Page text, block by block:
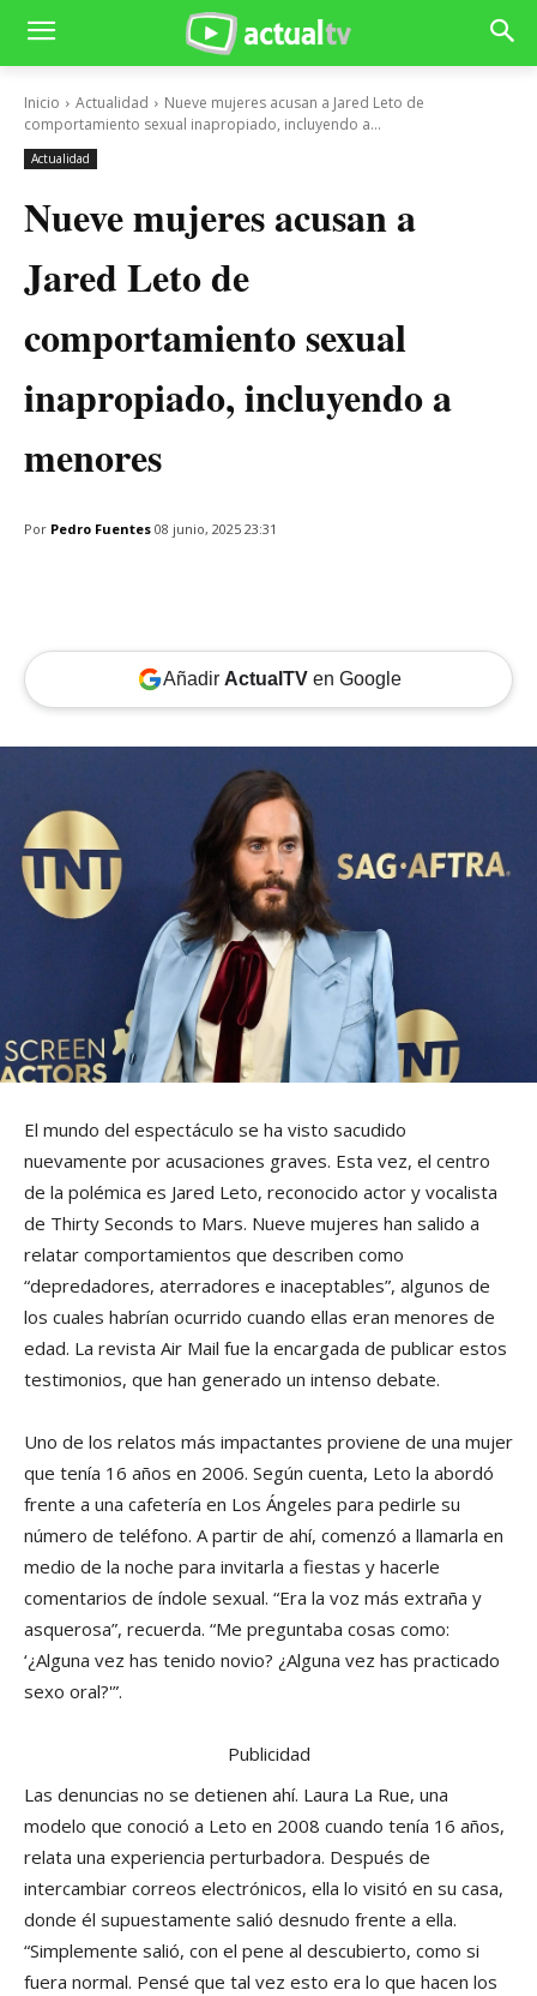
Inicio Actualidad
Nueve mujeres acusan a Jared Leto de
comportamiento sexual inapropiado, incluyendo a...
Actualidad
Nueve mujeres acusan a
Jared Leto de
comportamiento sexual
inapropiado, incluyendo a
menores
Por Pedro Fuentes 08 junio, 2025 23:31
Añadir ActualTVen Google
El mundo del espectáculo se ha visto sacudido
nuevamente por acusaciones graves. Esta vez, el centro
de la polémica es Jared Leto, reconocido actor y vocalista
de Thirty Seconds to Mars. Nueve mujeres han salido a
relatar comportamientos que describen como
“depredadores, aterradores e inaceptables”, algunos de
los cuales habrían ocurrido cuando ellas eran menores de
edad. La revista Air Mail fue la encargada de publicar estos
testimonios, que han generado un intenso debate.
Uno de los relatos más impactantes proviene de una mujer
que tenía 16 años en 2006. Según cuenta, Leto la abordó
frente a una cafetería en Los Ángeles para pedirle su
número de teléfono. A partir de ahí, comenzó a llamarla en
medio de la noche para invitarla a fiestas y hacerle
comentarios de índole sexual. “Era la voz más extraña y
asquerosa”, recuerda. “Me preguntaba cosas como:
‘¿Alguna vez has tenido novio? ¿Alguna vez has practicado
sexo oral?'”.
Publicidad
Las denuncias no se detienen ahí. Laura La Rue, una
modelo que conoció a Leto en 2008 cuando tenía 16 años,
relata una experiencia perturbadora. Después de
intercambiar correos electrónicos, ella lo visitó en su casa,
donde él supuestamente salió desnudo frente a ella.
“Simplemente salió, con el pene al descubierto, como si
fuera normal. Pensé que tal vez esto era lo que hacen los